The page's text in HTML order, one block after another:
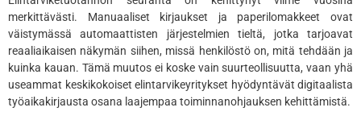
merkittävästi. Manuaaliset kirjaukset ja paperilomakkeet ovat
väistymässä automaattisten järjestelmien tieltä, jotka tarjoavat
reaaliaikaisen näkymän siihen, missä henkilöstö on, mitä tehdään ja
kuinka kauan. Tämä muutos ei koske vain suurteollisuutta, vaan yhä
useammat keskikokoiset elintarvikeyritykset hyödyntävät digitaalista
työaikakirjausta osana laajempaa toiminnanohjauksen kehittämistä.